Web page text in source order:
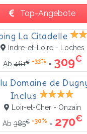
Top-Angebote
La Citadelle
Indre-et-Loire - Loches
Ab461€ -33% = 309€
Domaine de
Inclus
Loir-et-Cher - Onzain
Ab385€ -30% = 270€